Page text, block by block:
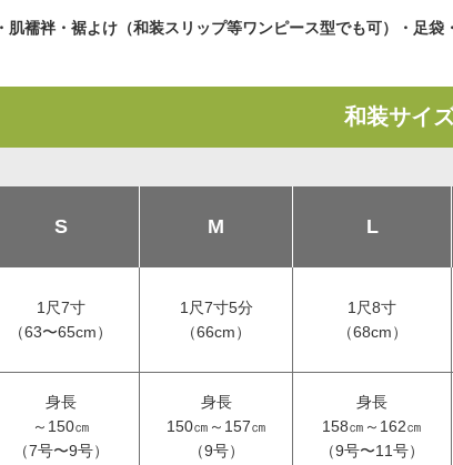
肌襦袢・裾よけ（和装スリップ等ワンピース型でも可）・足
和装サイ
S M L
1尺7寸
（63〜65cm）
1尺7寸5分
（66cm）
1尺8寸
（68cm）
身長
～150㎝
（7号〜9号）
身長
150㎝～157㎝
（9号）
身長
158㎝～162㎝
（9号〜11号）